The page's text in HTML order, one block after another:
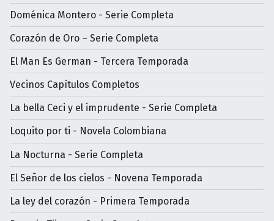
Doménica Montero - Serie Completa
Corazón de Oro – Serie Completa
El Man Es German - Tercera Temporada
Vecinos Capítulos Completos
La bella Ceci y el imprudente - Serie Completa
Loquito por ti - Novela Colombiana
La Nocturna - Serie Completa
El Señor de los cielos - Novena Temporada
La ley del corazón - Primera Temporada